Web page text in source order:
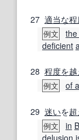
27 適当な
例文
deficient
28 程度を
例文 of a
29 迷いを
例文 in
delusion